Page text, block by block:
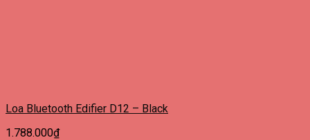
Loa Bluetooth Edifier D12 – Black
1.788.000₫